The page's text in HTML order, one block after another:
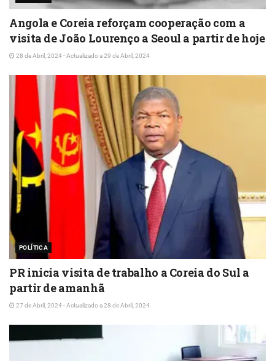
Angola e Coreia reforçam cooperação com a
visita de João Lourenço a Seoul a partir de hoje
28 de Abril, 2024 - Actualizado a 29 de Abril, 2024
POLÍTICA
PR inicia visita de trabalho a Coreia do Sul a
partir de amanhã
27 de Abril, 2024 - Actualizado a 28 de Abril, 2024